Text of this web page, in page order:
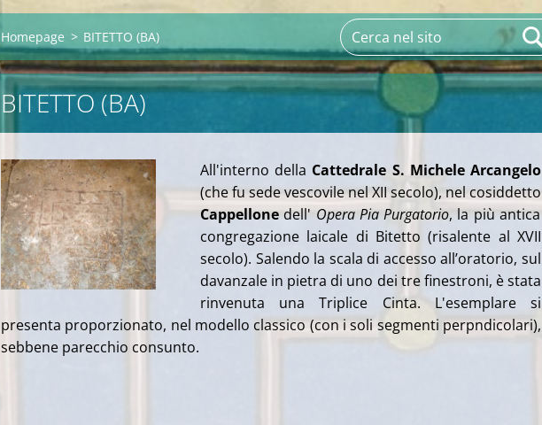
Homepage > BITETTO (BA)
BITETTO (BA)
All'interno della Cattedrale S. Michele Arcangelo
(che fu sede vescovile nel XII secolo), nel cosiddetto
Cappellone dell' Opera Pia Purgatorio, la più antica
congregazione laicale di Bitetto (risalente al XVII
secolo). Salendo la scala di accesso all’oratorio, sul
davanzale in pietra di uno dei tre finestroni, è stata
rinvenuta una Triplice Cinta. L'esemplare si
presenta proporzionato, nel modello classico (con i soli segmenti perpndicolari),
sebbene parecchio consunto.